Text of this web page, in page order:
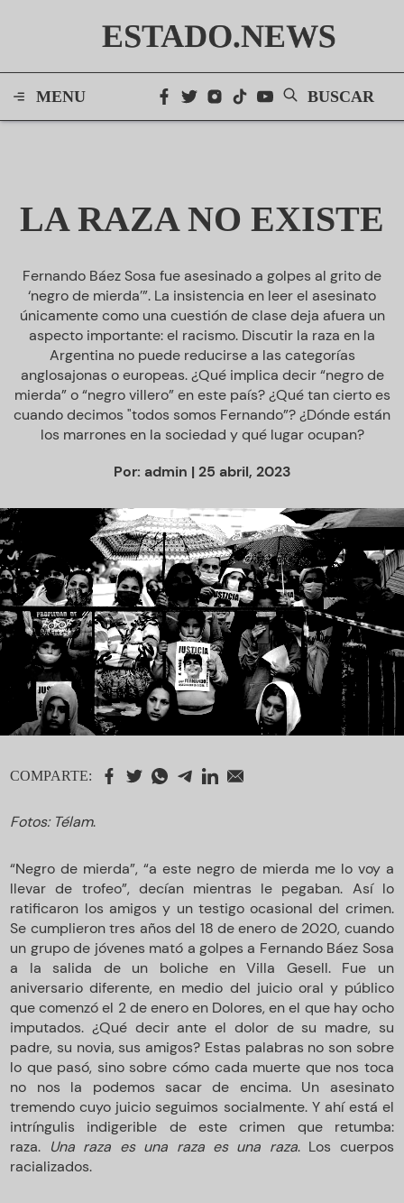
ESTADO.NEWS
MENU BUSCAR
LA RAZA NO EXISTE
Fernando Báez Sosa fue asesinado a golpes al grito de
‘negro de mierda’”. La insistencia en leer el asesinato
únicamente como una cuestión de clase deja afuera un
aspecto importante: el racismo. Discutir la raza en la
Argentina no puede reducirse a las categorías
anglosajonas o europeas. ¿Qué implica decir “negro de
mierda” o “negro villero” en este país? ¿Qué tan cierto es
cuando decimos "todos somos Fernando”? ¿Dónde están
los marrones en la sociedad y qué lugar ocupan?
Por: admin | 25 abril, 2023
COMPARTE:
Fotos: Télam.
“Negro de mierda”, “a este negro de mierda me lo voy a
llevar de trofeo”, decían mientras le pegaban. Así lo
ratificaron los amigos y un testigo ocasional del crimen.
Se cumplieron tres años del 18 de enero de 2020, cuando
un grupo de jóvenes mató a golpes a Fernando Báez Sosa
a la salida de un boliche en Villa Gesell. Fue un
aniversario diferente, en medio del juicio oral y público
que comenzó el 2 de enero en Dolores, en el que hay ocho
imputados. ¿Qué decir ante el dolor de su madre, su
padre, su novia, sus amigos? Estas palabras no son sobre
lo que pasó, sino sobre cómo cada muerte que nos toca
no nos la podemos sacar de encima. Un asesinato
tremendo cuyo juicio seguimos socialmente. Y ahí está el
intríngulis indigerible de este crimen que retumba:
raza. Una raza es una raza es una raza. Los cuerpos
racializados.